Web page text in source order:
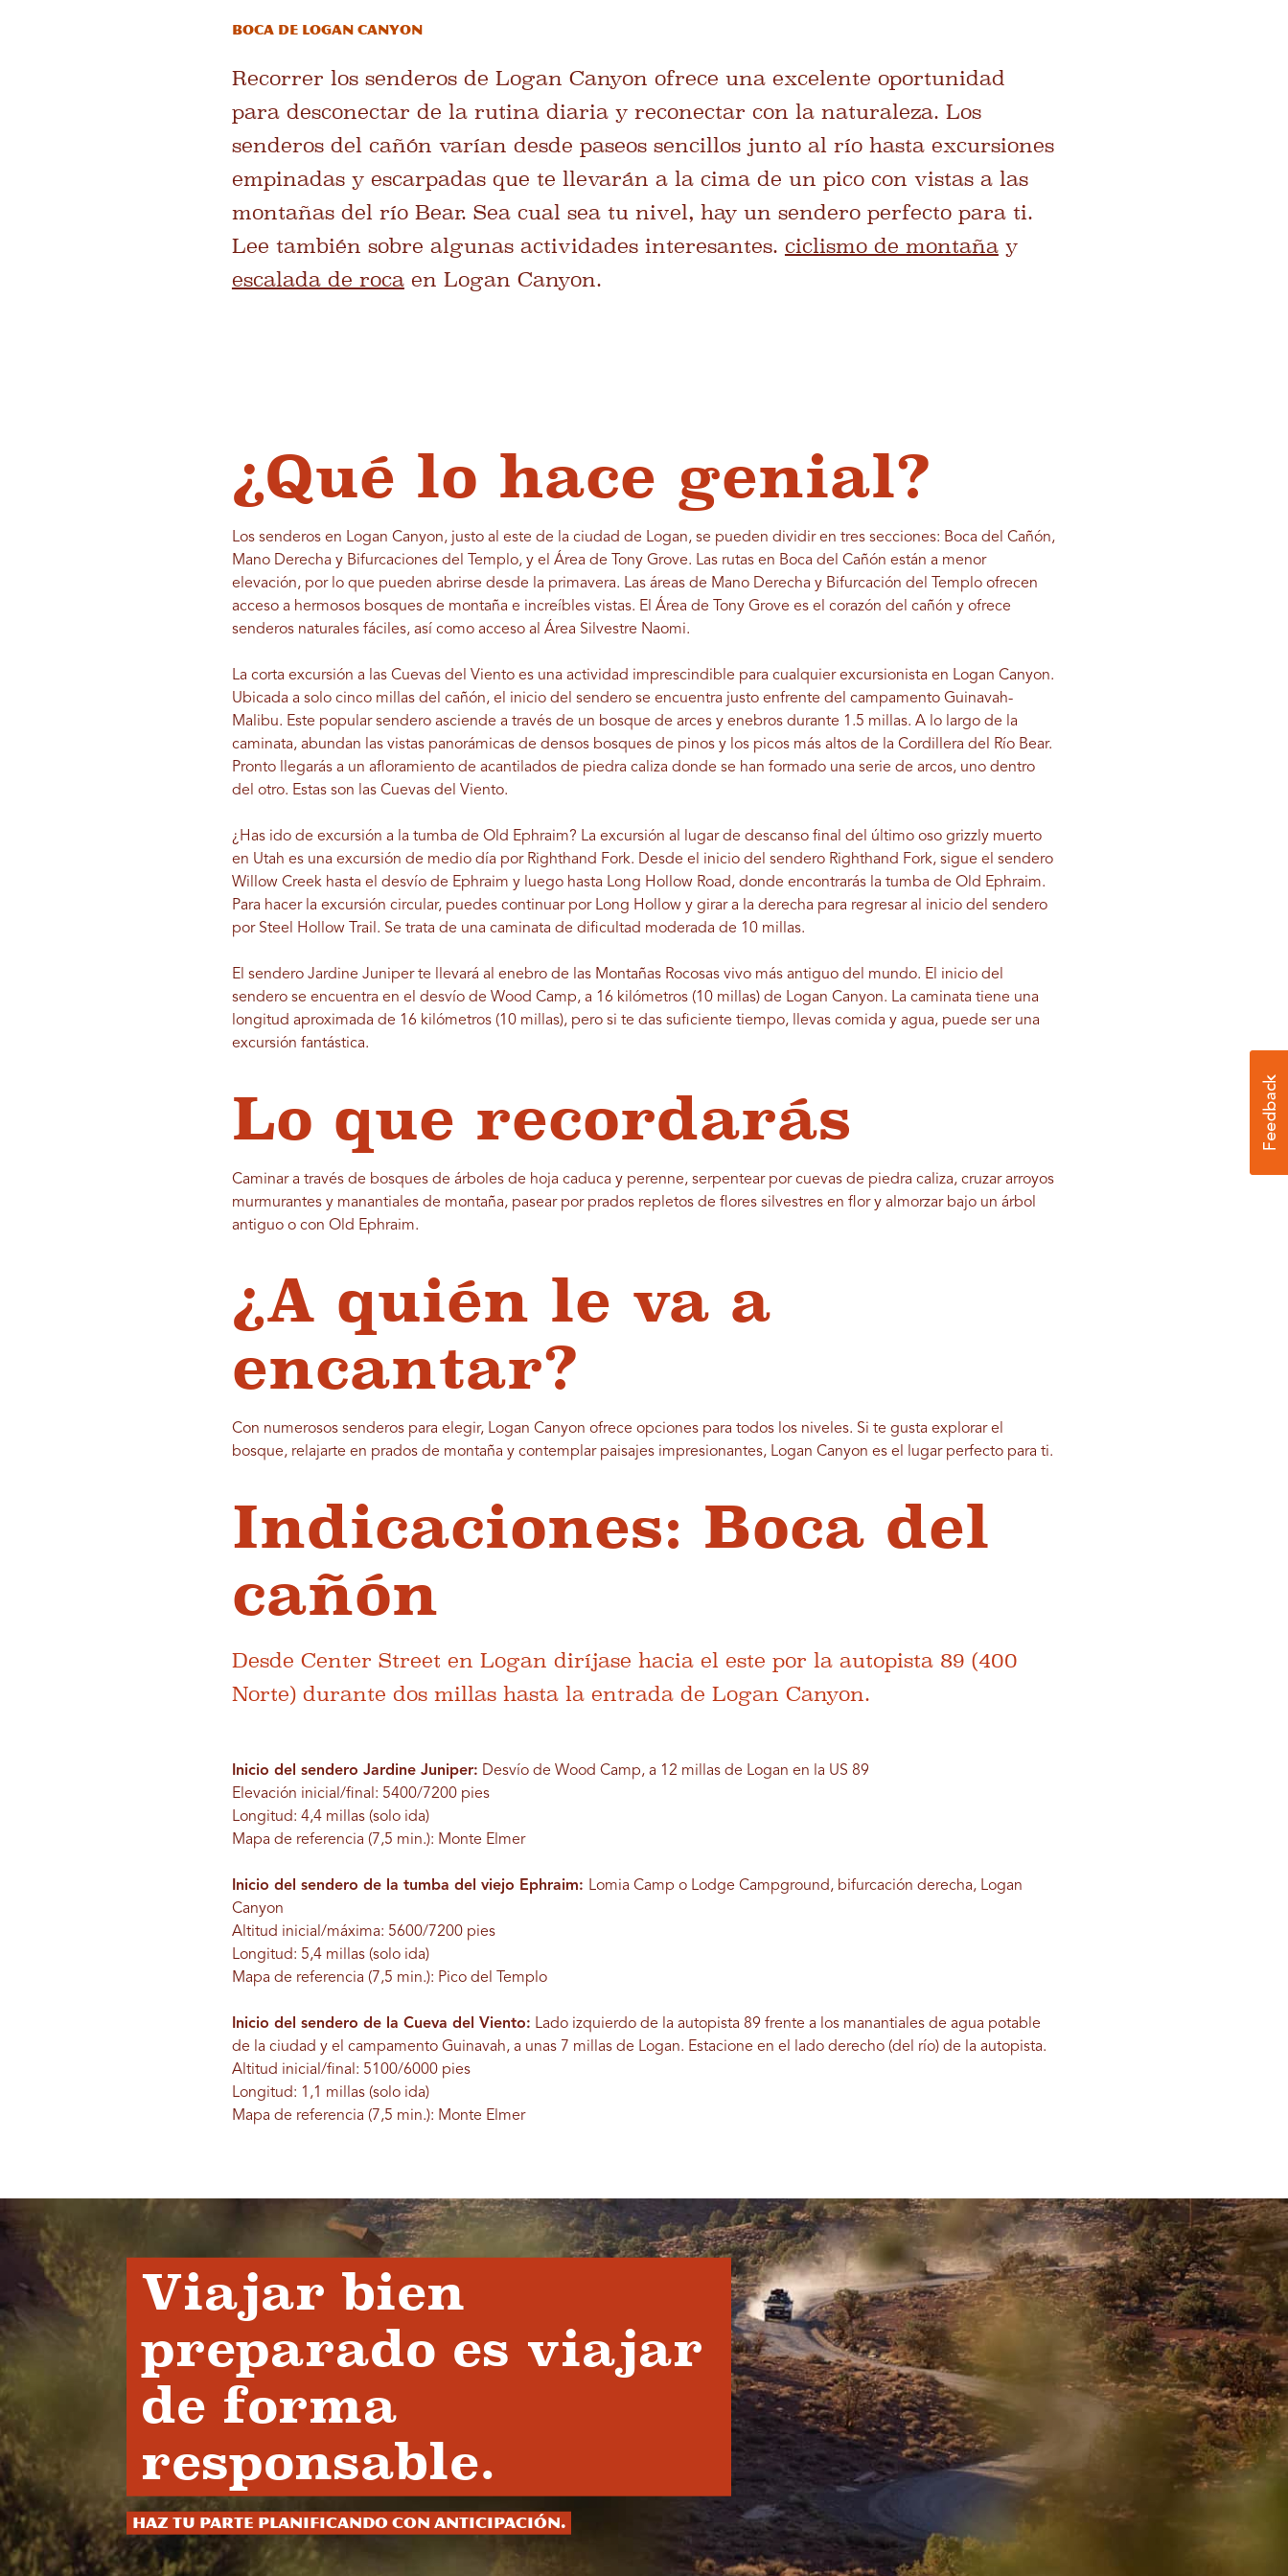
Boca de Logan Canyon
Recorrer los senderos de Logan Canyon ofrece una excelente oportunidad
para desconectar de la rutina diaria y reconectar con la naturaleza. Los
senderos del cañón varían desde paseos sencillos junto al río hasta excursiones
empinadas y escarpadas que te llevarán a la cima de un pico con vistas a las
montañas del río Bear. Sea cual sea tu nivel, hay un sendero perfecto para ti.
Lee también sobre algunas actividades interesantes. ciclismo de montañay
escalada de rocaen Logan Canyon.
¿Qué lo hace genial?
Los senderos en Logan Canyon, justo al este de la ciudad de Logan, se pueden dividir en tres secciones: Boca del Cañón,
Mano Derecha y Bifurcaciones del Templo, y el Área de Tony Grove. Las rutas en Boca del Cañón están a menor
elevación, por lo que pueden abrirse desde la primavera. Las áreas de Mano Derecha y Bifurcación del Templo ofrecen
acceso a hermosos bosques de montaña e increíbles vistas. El Área de Tony Grove es el corazón del cañón y ofrece
senderos naturales fáciles, así como acceso al Área Silvestre Naomi.
La corta excursión a las Cuevas del Viento es una actividad imprescindible para cualquier excursionista en Logan Canyon.
Ubicada a solo cinco millas del cañón, el inicio del sendero se encuentra justo enfrente del campamento Guinavah-
Malibu. Este popular sendero asciende a través de un bosque de arces y enebros durante 1.5 millas. A lo largo de la
caminata, abundan las vistas panorámicas de densos bosques de pinos y los picos más altos de la Cordillera del Río Bear.
Pronto llegarás a un afloramiento de acantilados de piedra caliza donde se han formado una serie de arcos, uno dentro
del otro. Estas son las Cuevas del Viento.
¿Has ido de excursión a la tumba de Old Ephraim? La excursión al lugar de descanso final del último oso grizzly muerto
en Utah es una excursión de medio día por Righthand Fork. Desde el inicio del sendero Righthand Fork, sigue el sendero
Willow Creek hasta el desvío de Ephraim y luego hasta Long Hollow Road, donde encontrarás la tumba de Old Ephraim.
Para hacer la excursión circular, puedes continuar por Long Hollow y girar a la derecha para regresar al inicio del sendero
por Steel Hollow Trail. Se trata de una caminata de dificultad moderada de 10 millas.
El sendero Jardine Juniper te llevará al enebro de las Montañas Rocosas vivo más antiguo del mundo. El inicio del
sendero se encuentra en el desvío de Wood Camp, a 16 kilómetros (10 millas) de Logan Canyon. La caminata tiene una
longitud aproximada de 16 kilómetros (10 millas), pero si te das suficiente tiempo, llevas comida y agua, puede ser una
excursión fantástica.
Lo que recordarás
Caminar a través de bosques de árboles de hoja caduca y perenne, serpentear por cuevas de piedra caliza, cruzar arroyos
murmurantes y manantiales de montaña, pasear por prados repletos de flores silvestres en flor y almorzar bajo un árbol
antiguo o con Old Ephraim.
¿A quién le va a
encantar?
Con numerosos senderos para elegir, Logan Canyon ofrece opciones para todos los niveles. Si te gusta explorar el
bosque, relajarte en prados de montaña y contemplar paisajes impresionantes, Logan Canyon es el lugar perfecto para ti.
Indicaciones: Boca del
cañón
Desde Center Street en Logan diríjase hacia el este por la autopista 89 (400
Norte) durante dos millas hasta la entrada de Logan Canyon.
Inicio del sendero Jardine Juniper: Desvío de Wood Camp, a 12 millas de Logan en la US 89
Elevación inicial/final: 5400/7200 pies
Longitud: 4,4 millas (solo ida)
Mapa de referencia (7,5 min.): Monte Elmer
Inicio del sendero de la tumba del viejo Ephraim: Lomia Camp o Lodge Campground, bifurcación derecha, Logan
Canyon
Altitud inicial/máxima: 5600/7200 pies
Longitud: 5,4 millas (solo ida)
Mapa de referencia (7,5 min.): Pico del Templo
Inicio del sendero de la Cueva del Viento: Lado izquierdo de la autopista 89 frente a los manantiales de agua potable
de la ciudad y el campamento Guinavah, a unas 7 millas de Logan. Estacione en el lado derecho (del río) de la autopista.
Altitud inicial/final: 5100/6000 pies
Longitud: 1,1 millas (solo ida)
Mapa de referencia (7,5 min.): Monte Elmer
Viajar bien
preparado es viajar
de forma
responsable.
Haz tu parte planificando con anticipación.